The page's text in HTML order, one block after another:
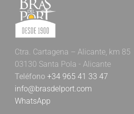
Ctra. Cartagena – Alicante, km 85
03130 Santa Pola - Alicante
Teléfono +34 965 41 33 47
info@brasdelport.com
WhatsApp